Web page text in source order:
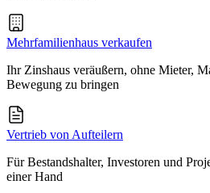
Mehrfamilienhaus verkaufen
Ihr Zinshaus veräußern, ohne Mieter,
Bewegung zu bringen
Vertrieb von Aufteilern
Für Bestandshalter, Investoren und
einer Hand